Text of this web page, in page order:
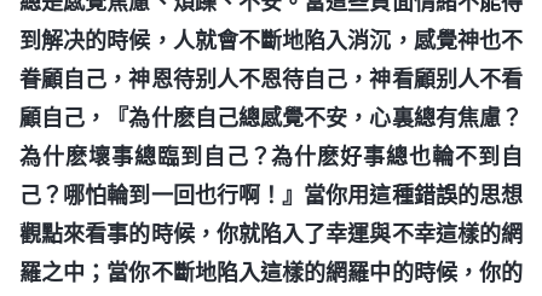
到解决的時候，人就會不斷地陷入消沉，感覺神也不
眷顧自己，神恩待别人不恩待自己，神看顧别人不看
顧自己，『為什麽自己總感覺不安，心裏總有焦慮？
為什麽壞事總臨到自己？為什麽好事總也輪不到自
己？哪怕輪到一回也行啊！』當你用這種錯誤的思想
觀點來看事的時候，你就陷入了幸運與不幸這樣的網
羅之中；當你不斷地陷入這樣的網羅中的時候，你的